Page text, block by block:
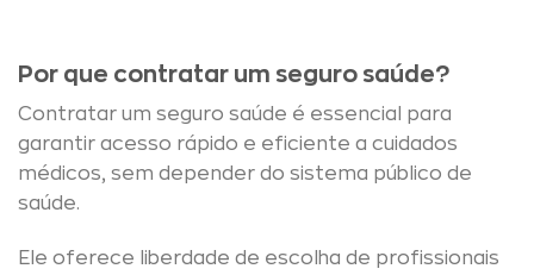
Por que contratar um seguro saúde?
Contratar um seguro saúde é essencial para
garantir acesso rápido e eficiente a cuidados
médicos, sem depender do sistema público de
saúde.
Ele oferece liberdade de escolha de profissionais